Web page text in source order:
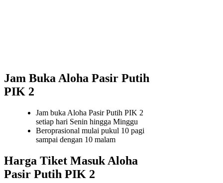
Jam Buka Aloha Pasir Putih
PIK 2
Jam buka Aloha Pasir Putih PIK 2
setiap hari Senin hingga Minggu
Beroprasional mulai pukul 10 pagi
sampai dengan 10 malam
Harga Tiket Masuk Aloha
Pasir Putih PIK 2